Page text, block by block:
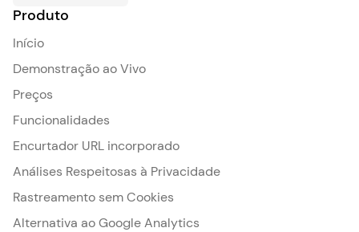
Produto
Início
Demonstração ao Vivo
Preços
Funcionalidades
Encurtador URL incorporado
Análises Respeitosas à Privacidade
Rastreamento sem Cookies
Alternativa ao Google Analytics